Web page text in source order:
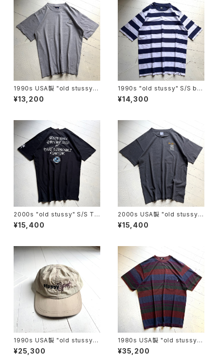
1990s USA製 "old stussy"
S/S T-shirt
¥13,200
1990s "old stussy" S/S bo
arder T-shirt
¥14,300
2000s "old stussy" S/S T-
shirt
¥15,400
2000s USA製 "old stussy"
S/S T-shirt
¥15,400
1990s USA製 "old stussy"
cap
¥25,300
1980s USA製 "old stussy"
S/S T-shirt
¥35,200